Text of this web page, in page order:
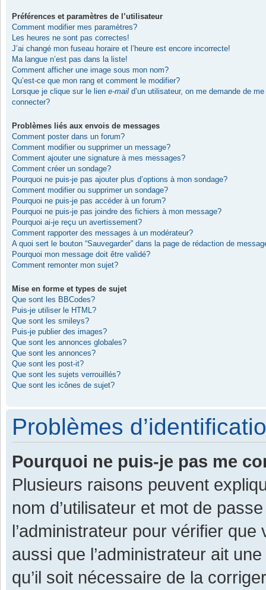
Préférences et paramètres de l’utilisateur
Comment modifier mes paramètres?
Les heures ne sont pas correctes!
J’ai changé mon fuseau horaire et l’heure est encore incorrecte!
Ma langue n’est pas dans la liste!
Comment afficher une image sous mon nom?
Qu’est-ce que mon rang et comment le modifier?
Lorsque je clique sur le lien e-mail d’un utilisateur, on me demande de me
connecter?
Problèmes liés aux envois de messages
Comment poster dans un forum?
Comment modifier ou supprimer un message?
Comment ajouter une signature à mes messages?
Comment créer un sondage?
Pourquoi ne puis-je pas ajouter plus d’options à mon sondage?
Comment modifier ou supprimer un sondage?
Pourquoi ne puis-je pas accéder à un forum?
Pourquoi ne puis-je pas joindre des fichiers à mon message?
Pourquoi ai-je reçu un avertissement?
Comment rapporter des messages à un modérateur?
A quoi sert le bouton “Sauvegarder” dans la page de rédaction de
Pourquoi mon message doit être validé?
Comment remonter mon sujet?
Mise en forme et types de sujet
Que sont les BBCodes?
Puis-je utiliser le HTML?
Que sont les smileys?
Puis-je publier des images?
Que sont les annonces globales?
Que sont les annonces?
Que sont les post-it?
Que sont les sujets verrouillés?
Que sont les icônes de sujet?
Problèmes
Pourquoi ne puis-je pas me
Plusieurs raisons peuvent
nom d’utilisateur et mot de
l’administrateur pour vérifier
aussi que l’administrateur ait
qu’il soit nécessaire de la